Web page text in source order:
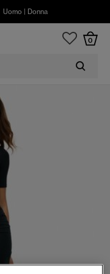
Uomo Donna
0